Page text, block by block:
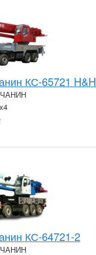
КС-65721 H&H
КС-64721-2